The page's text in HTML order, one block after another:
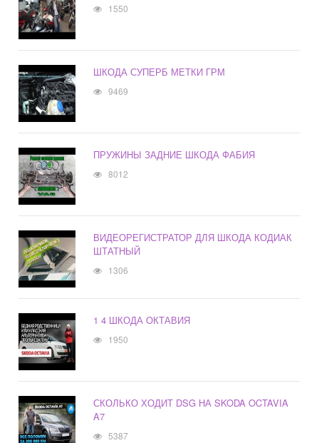
1550
ШКОДА СУПЕРБ МЕТКИ ГРМ
9469
ПРУЖИНЫ ЗАДНИЕ ШКОДА ФАБИЯ
8012
ВИДЕОРЕГИСТРАТОР ДЛЯ ШКОДА КОДИАК
ШТАТНЫЙ
1306
1 4 ШКОДА ОКТАВИЯ
1950
СКОЛЬКО ХОДИТ DSG НА SKODA OCTAVIA
A7
5387